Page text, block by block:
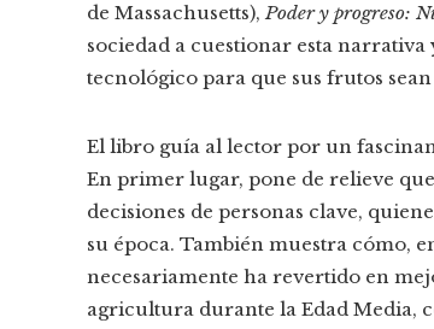
de Massachusetts),Poder y progreso:
sociedad a cuestionar esta
tecnológico para que sus frutos
El libro guía al lector por un
En primer lugar, pone de relieve
decisiones de personas clave,
su época. También muestra cómo,
necesariamente ha revertido en
agricultura durante la Edad Media,